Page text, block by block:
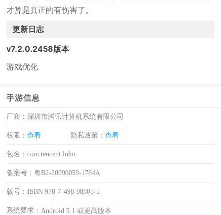
才算是真正的有伤害了。
更新日志
v7.2.0.2458版本
游戏优化
手游信息
厂商：深圳市腾讯计算机系统有限公司
权限：查看 隐私政策：查看
包名：com.tencent.lolm
备案号：粤B2-20090059-1784A
版号：ISBN 978-7-498-08805-5
系统要求： Android 5.1 或更高版本